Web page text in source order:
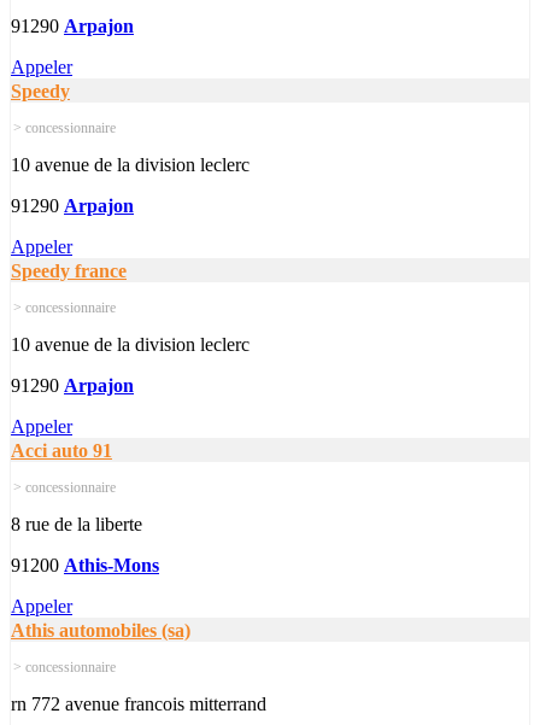
91290 Arpajon
Appeler
Speedy
> concessionnaire
10 avenue de la division leclerc
91290 Arpajon
Appeler
Speedy france
> concessionnaire
10 avenue de la division leclerc
91290 Arpajon
Appeler
Acci auto 91
> concessionnaire
8 rue de la liberte
91200 Athis-Mons
Appeler
Athis automobiles (sa)
> concessionnaire
rn 772 avenue francois mitterrand